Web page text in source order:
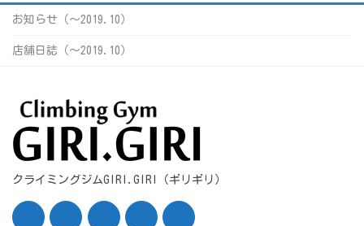
お知らせ（〜2019.10）
店舗日誌（〜2019.10）
クライミングジムGIRI.GIRI（ギリギリ）